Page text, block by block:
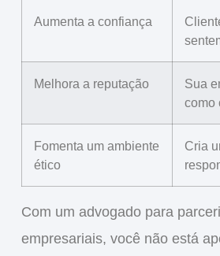
Aumenta a confiança
Melhora a reputação
Sua
como
Fomenta um ambiente
ético
Cria
Com um advogado para
empresariais, você não está